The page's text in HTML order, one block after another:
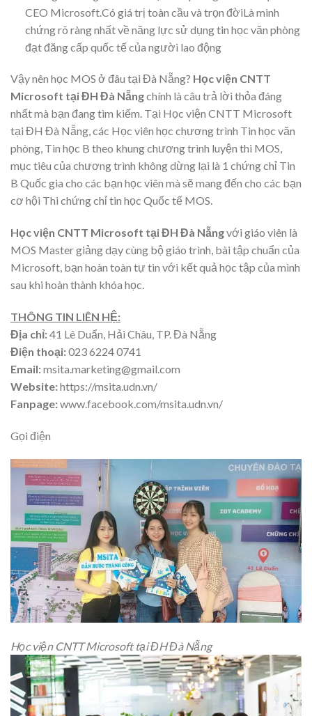
CEO Microsoft.Có giá trị toàn cầu và trọn đờiLà minh
chứng rõ ràng nhất về năng lực sử dụng tin học văn phòng
đạt đăng cấp quốc tế của người lao động
Vậy nên học MOS ở đâu tại Đà Nẵng? Học viện CNTT
Microsoft tại ĐH Đà Nẵngchính là câu trả lời thỏa đáng
nhất mà bạn đang tìm kiếm. Tại Học viện CNTT Microsoft
tại ĐH Đà Nẵng, các Học viên học chương trình Tin học văn
phòng, Tin học B theo khung chương trình luyện thi MOS,
mục tiêu của chương trình không dừng lại là 1 chứng chỉ Tin
B Quốc gia cho các bạn học viên mà sẽ mang đến cho các bạn
cơ hội Thi chứng chỉ tin học Quốc tế MOS.
Học viện CNTT Microsoft tại ĐH Đà Nẵngvới giáo viên là
MOS Master giảng dạy cùng bộ giáo trình, bài tập chuẩn của
Microsoft, bạn hoàn toàn tự tin với kết quả học tập của mình
sau khi hoàn thành khóa học.
THÔNG TIN LIÊN HỆ:
Địa chỉ:41 Lê Duẩn, Hải Châu, TP. Đà Nẵng
Điện thoại:023 6224 0741
Email:msita.marketing@gmail.com
Website:https://msita.udn.vn/
Fanpage:www.facebook.com/msita.udn.vn/
Gọi điện
Học viện CNTT Microsoft tại ĐH Đà Nẵng